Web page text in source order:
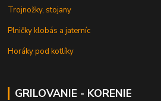
Trojnožky, stojany
Plničky klobás a jaterníc
Horáky pod kotlíky
GRILOVANIE - KORENIE